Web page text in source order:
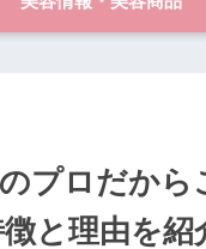
プロだから
と理由を紹